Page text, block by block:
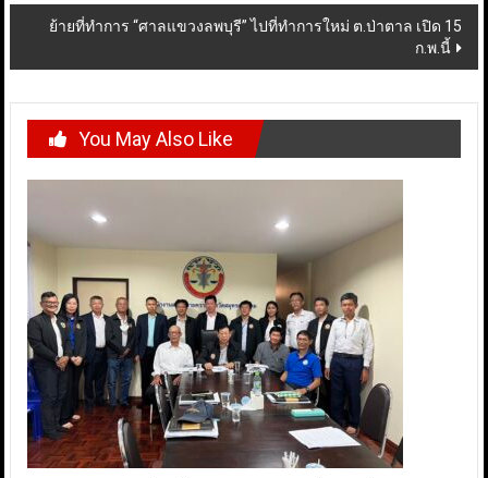
ย้ายที่ทำการ “ศาลแขวงลพบุรี” ไปที่ทำการใหม่ ต.ป่าตาล เปิด 15
ก.พ.นี้
You May Also Like